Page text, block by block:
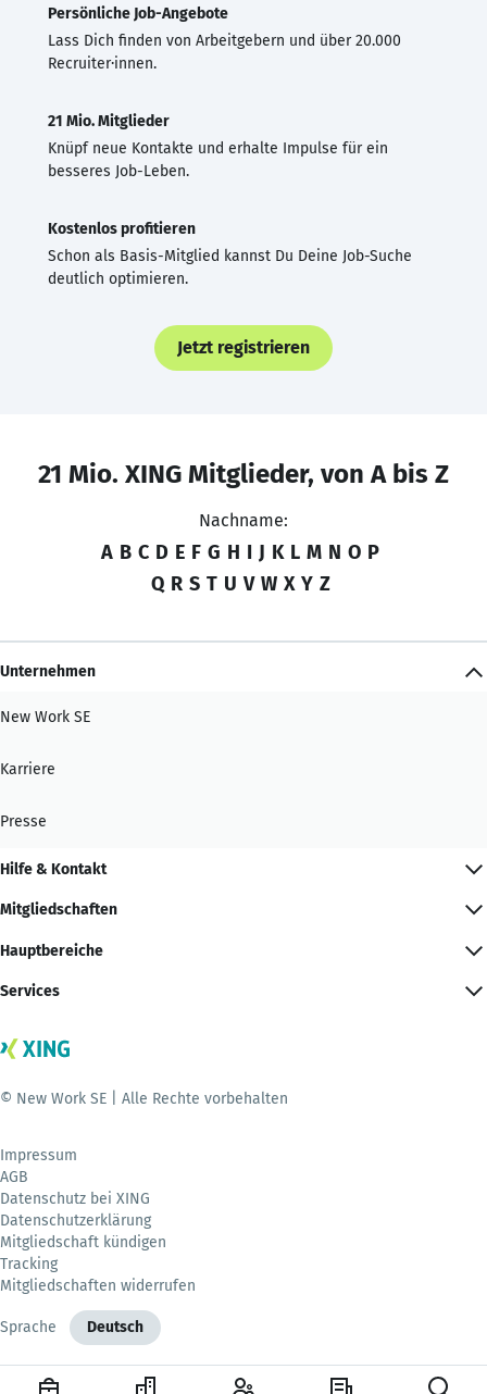
Persönliche Job-Angebote
Lass Dich finden von Arbeitgebern und über 20.000
Recruiter·innen.
21 Mio. Mitglieder
Knüpf neue Kontakte und erhalte Impulse für ein
besseres Job-Leben.
Kostenlos profitieren
Schon als Basis-Mitglied kannst Du Deine Job-Suche
deutlich optimieren.
Jetzt registrieren
21 Mio. XING Mitglieder, von A bis Z
Nachname:
A B C D E F G H I J K L M N O P
Q R S T U V W X Y Z
Unternehmen
New Work SE
Karriere
Presse
Hilfe & Kontakt
Mitgliedschaften
Hauptbereiche
Services
© New Work SE | Alle Rechte vorbehalten
Impressum
AGB
Datenschutz bei XING
Datenschutzerklärung
Mitgliedschaft kündigen
Tracking
Mitgliedschaften widerrufen
Sprache Deutsch